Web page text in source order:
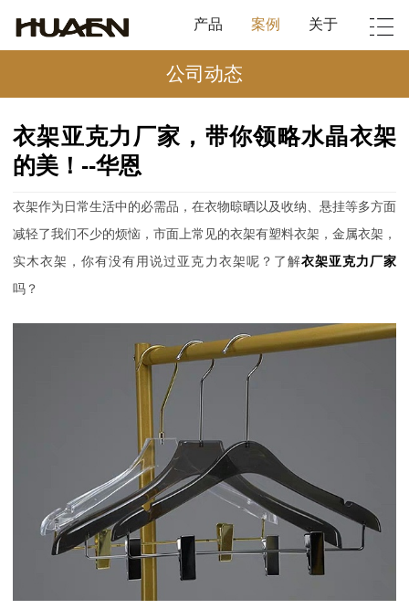
产品 案例 关于
公司动态
衣架亚克力厂家，带你领略水晶衣架
的美！--华恩
衣架作为日常生活中的必需品，在衣物晾晒以及收纳、悬挂等多方面
减轻了我们不少的烦恼，市面上常见的衣架有塑料衣架，金属衣架，
实木衣架，你有没有用说过亚克力衣架呢？了解衣架亚克力厂家
吗？